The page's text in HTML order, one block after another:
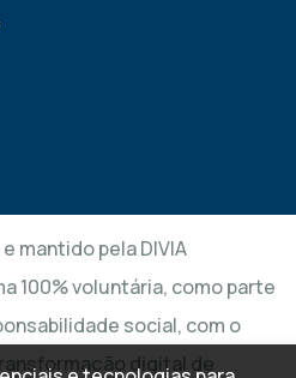
mantido pela DIVIA
100% voluntária, como parte
social, com o
digital de